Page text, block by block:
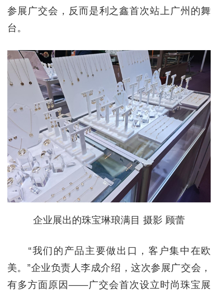
参展广交会，反而是利之鑫首次站上广州的舞
台。
企业展出的珠宝琳琅满目 摄影 顾蕾
“我们的产品主要做出口，客户集中在欧
美。”企业负责人李成介绍，这次参展广交会，
有多方面原因——广交会首次设立时尚珠宝展